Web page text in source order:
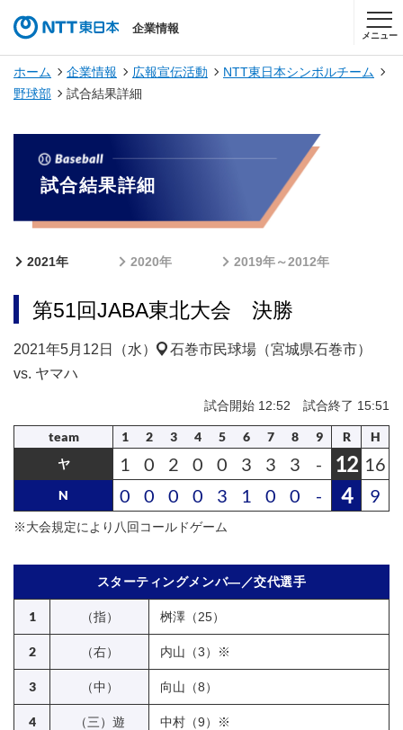
企業情報
メニュー
ホーム 企業情報 広報宣伝活動
NTT東日本シンボルチーム
野球部
試合結果詳細
試合結果詳細
2021年 2020年 2019年～2012年
第51回JABA東北大会 決勝
2021年5月12日（水）
石巻市民球場（宮城県石巻市）
vs. ヤマハ
試合開始 12:52 試合終了 15:51
team 1 2 3 4 5 6 7 8 9 R
H
ヤ
1 0 2 0 0 3 3 3 - 12 16
N 0 0 0 0 3 1 0 0 - 4 9
※大会規定により八回コールドゲーム
スターティングメンバ―／交代選手
1 （指） 桝澤（25）
2 （右） 内山（3）※
3 （中） 向山（8）
4 （三）遊 中村（9）※